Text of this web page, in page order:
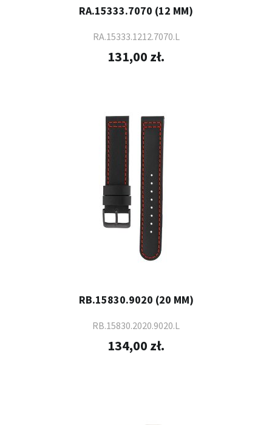
RA.15333.7070 (12 MM)
RA.15333.1212.7070.L
131,00 zł.
RB.15830.9020 (20 MM)
RB.15830.2020.9020.L
134,00 zł.